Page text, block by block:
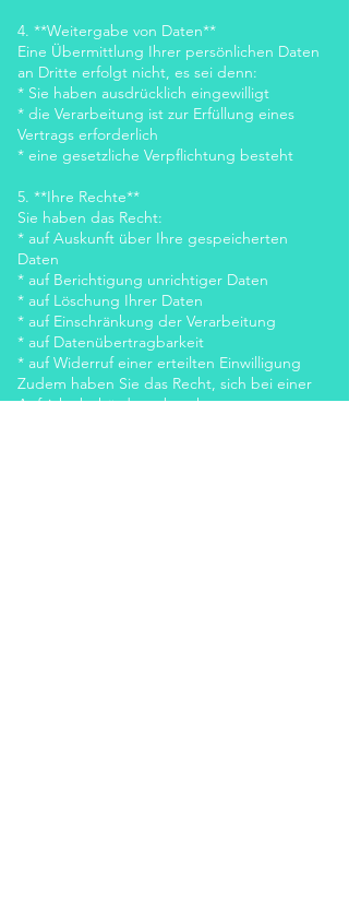
4. **Weitergabe von Daten**
Eine Übermittlung Ihrer persönlichen Daten
an Dritte erfolgt nicht, es sei denn:
* Sie haben ausdrücklich eingewilligt
* die Verarbeitung ist zur Erfüllung eines
Vertrags erforderlich
* eine gesetzliche Verpflichtung besteht
5. **Ihre Rechte**
Sie haben das Recht:
* auf Auskunft über Ihre gespeicherten
Daten
* auf Berichtigung unrichtiger Daten
* auf Löschung Ihrer Daten
* auf Einschränkung der Verarbeitung
* auf Datenübertragbarkeit
* auf Widerruf einer erteilten Einwilligung
Zudem haben Sie das Recht, sich bei einer
Aufsichtsbehörde zu beschweren.